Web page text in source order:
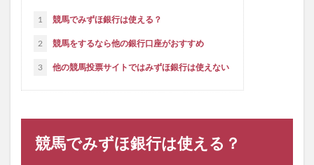
1 競馬でみずほ銀行は使える？
2 競馬をするなら他の銀行口座がおすすめ
3 他の競馬投票サイトではみずほ銀行は使えない
競馬でみずほ銀行は使える？